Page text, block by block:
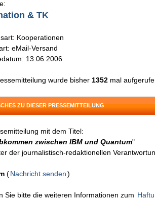
& TK
Kooperationen
eMail-Versand
13.06.2006
wurde bisher 1352 mal
ZU DIESER PRESSEMITTEILUNG
mit dem Titel:
zwischen IBM und Quantum"
der journalistisch-redaktionellen
(Nachricht senden)
Sie bitte die weiteren Informationen zum